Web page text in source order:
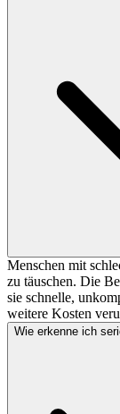
Menschen mit
zu täuschen. Die
sie schnelle,
weitere Kosten
Wie erkenne ich